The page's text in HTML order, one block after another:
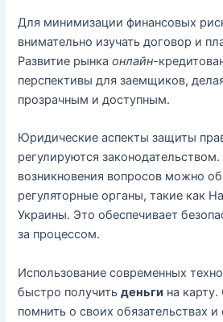
Для минимизации финансовых
внимательно изучать договор и
Развитие рынкаонлайн-
перспективы для заемщиков,
прозрачным и доступным.
Юридические аспекты защиты
регулируются законодательством.
возникновения вопросов можно
регуляторные органы, такие как
Украины. Это обеспечивает
за процессом.
Использование современных
быстро получитьденьги на
помнить о своих обязательствах